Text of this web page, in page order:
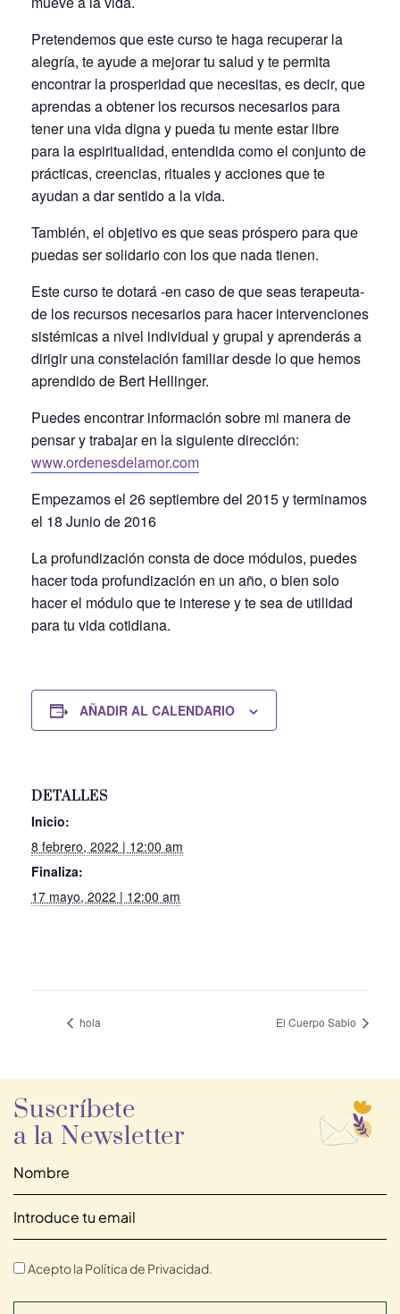
Pretendemos que este curso te haga recuperar la
alegría, te ayude a mejorar tu salud y te permita
encontrar la prosperidad que necesitas, es decir, que
aprendas a obtener los recursos necesarios para
tener una vida digna y pueda tu mente estar libre
para la espiritualidad, entendida como el conjunto de
prácticas, creencias, rituales y acciones que te
ayudan a dar sentido a la vida.
También, el objetivo es que seas próspero para que
puedas ser solidario con los que nada tienen.
Este curso te dotará -en caso de que seas terapeuta-
de los recursos necesarios para hacer intervenciones
sistémicas a nivel individual y grupal y aprenderás a
dirigir una constelación familiar desde lo que hemos
aprendido de Bert Hellinger.
Puedes encontrar información sobre mi manera de
pensar y trabajar en la siguiente dirección:
www.ordenesdelamor.com
Empezamos el 26 septiembre del 2015 y terminamos
el 18 Junio de 2016
La profundización consta de doce módulos, puedes
hacer toda profundización en un año, o bien solo
hacer el módulo que te interese y te sea de utilidad
para tu vida cotidiana.
AÑADIR AL CALENDARIO
DETALLES
Inicio:
8 febrero, 2022 | 12:00 am
Finaliza:
17 mayo, 2022 | 12:00 am
hola El Cuerpo Sabio
Suscríbete
a la Newsletter
Acepto la Política de Privacidad.